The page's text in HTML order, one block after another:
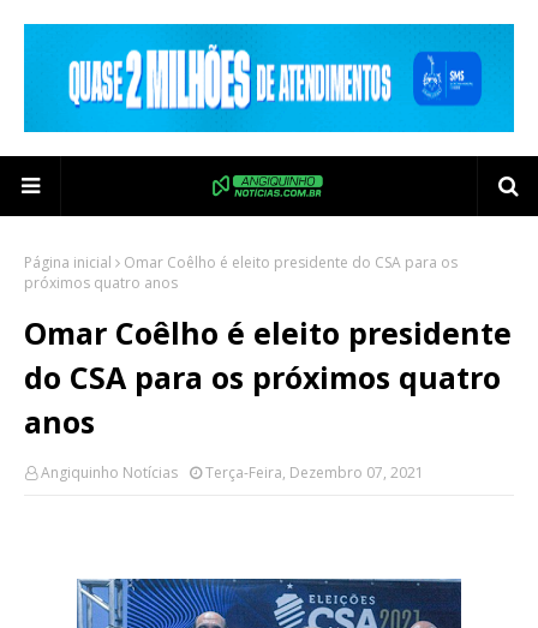
Página inicial
Omar Coêlho é eleito presidente do CSA para os
próximos quatro anos
Omar Coêlho é eleito presidente
do CSA para os próximos quatro
anos
Angiquinho Notícias Terça-Feira, Dezembro 07, 2021